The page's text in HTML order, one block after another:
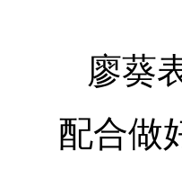
廖葵
配合做